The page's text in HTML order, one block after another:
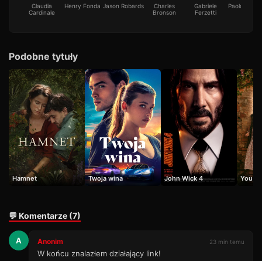
Claudia
Cardinale
Henry Fonda Jason Robards
Charles
Bronson
Gabriele
Ferzetti
Paolo
Podobne tytuły
Hamnet Twoja wina John Wick 4 You,
💬 Komentarze (7)
A Anonim 23 min temu
W końcu znalazłem działający link!